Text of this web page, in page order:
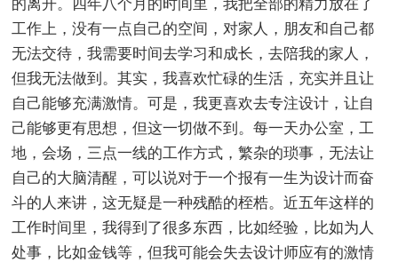
的离开。四年八个月的时间里，我把全部的精力放在了
工作上，没有一点自己的空间，对家人，朋友和自己都
无法交待，我需要时间去学习和成长，去陪我的家人，
但我无法做到。其实，我喜欢忙碌的生活，充实并且让
自己能够充满激情。可是，我更喜欢去专注设计，让自
己能够更有思想，但这一切做不到。每一天办公室，工
地，会场，三点一线的工作方式，繁杂的琐事，无法让
自己的大脑清醒，可以说对于一个报有一生为设计而奋
斗的人来讲，这无疑是一种残酷的桎梏。近五年这样的
工作时间里，我得到了很多东西，比如经验，比如为人
处事，比如金钱等，但我可能会失去设计师应有的激情